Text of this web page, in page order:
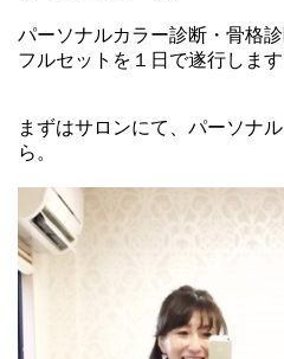
パーソナルカラー診断・骨格
フルセットを１日で遂行します
まずはサロンにて、パーソナ
ら。